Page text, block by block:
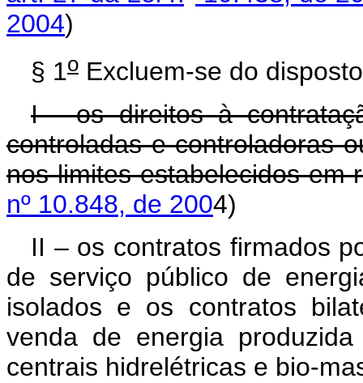
2004)
§ 1o Excluem-se do
I - os direitos à
controladas e controladoras
nos limites estabelecidos em
nº 10.848, de 2004)
II – os contratos firmados
de serviço público de
isolados e os contratos
venda de energia
centrais hidrelétricas e bio-